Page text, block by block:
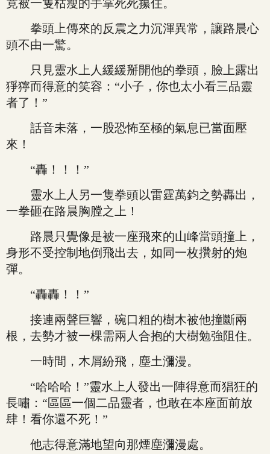
竟被一隻枯瘦的手掌死死攥住。
拳頭上傳來的反震之力沉渾異常，讓路晨心
頭不由一驚。
只見靈水上人緩緩掰開他的拳頭，臉上露出
猙獰而得意的笑容：“小子，你也太小看三品靈
者了！”
話音未落，一股恐怖至極的氣息已當面壓
來！
“轟！！！”
靈水上人另一隻拳頭以雷霆萬鈞之勢轟出，
一拳砸在路晨胸膛之上！
路晨只覺像是被一座飛來的山峰當頭撞上，
身形不受控制地倒飛出去，如同一枚攢射的炮
彈。
“轟轟！！”
接連兩聲巨響，碗口粗的樹木被他撞斷兩
根，去勢才被一棵需兩人合抱的大樹勉強阻住。
一時間，木屑紛飛，塵土瀰漫。
“哈哈哈！”靈水上人發出一陣得意而猖狂的
長嘯：“區區一個二品靈者，也敢在本座面前放
肆！看你還不死！”
他志得意滿地望向那煙塵瀰漫處。